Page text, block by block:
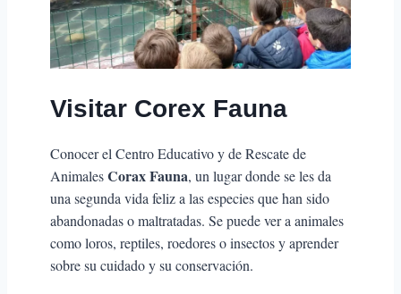
Visitar Corex Fauna
Conocer el Centro Educativo y de Rescate de
AnimalesCorax Fauna, un lugar donde se les da
una segunda vida feliz a las especies que han sido
abandonadas o maltratadas. Se puede ver a animales
como loros, reptiles, roedores o insectos y aprender
sobre su cuidado y su conservación.